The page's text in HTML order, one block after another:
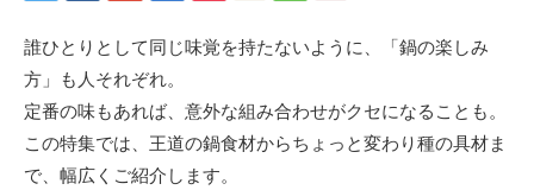
誰ひとりとして同じ味覚を持たないように、「鍋の楽しみ
方」も人それぞれ。
定番の味もあれば、意外な組み合わせがクセになることも。
この特集では、王道の鍋食材からちょっと変わり種の具材ま
で、幅広くご紹介します。